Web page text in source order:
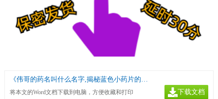
《伟哥的药名叫什么名字,揭秘蓝色小药片的真实身份与作用机制》
将本文的Word文档下载到电脑，方便收藏和打印
下载文档